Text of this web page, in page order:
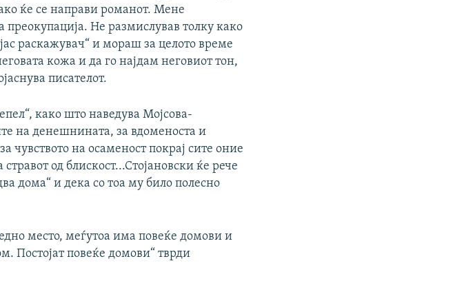
ќе се направи романот. Мене
преокупација. Не размислував толку како
раскажувач“ и мораш за целото време
кожа и да го најдам неговиот тон,
писателот.
како што наведува Мојсова-
на денешнината, за вдоменоста и
чувството на осаменост покрај сите оние
од блискост...Стојановски ќе рече
дома“ и дека со тоа му било полесно
место, меѓутоа има повеќе домови и
Постојат повеќе домови“ тврди